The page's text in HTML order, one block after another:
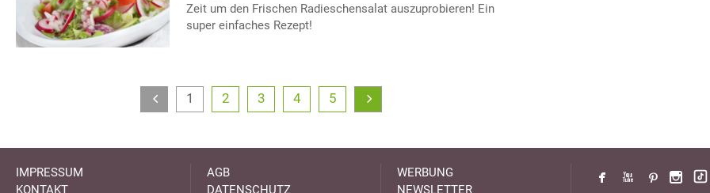
Zeit um den Frischen Radieschensalat auszuprobieren! Ein
super einfaches Rezept!
1 2 3 4 5
IMPRESSUM
KONTAKT
AGB
DATENSCHUTZ
WERBUNG
NEWSLETTER